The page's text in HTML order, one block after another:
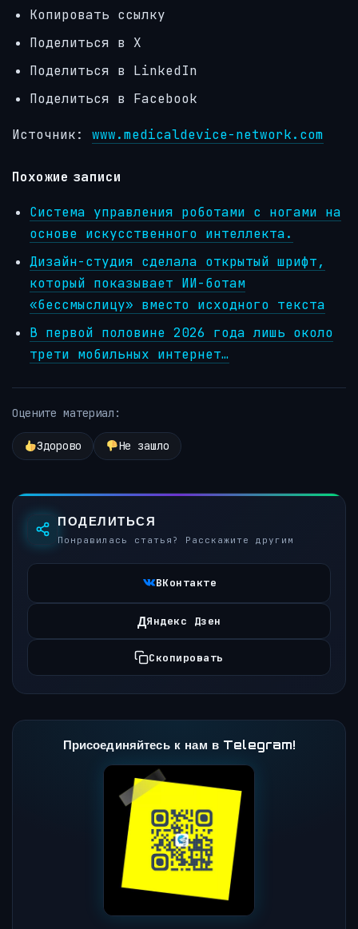
Копировать ссылку
Поделиться в X
Поделиться в LinkedIn
Поделиться в Facebook
Источник: www.medicaldevice-network.com
Похожие записи
Система управления роботами с ногами на
основе искусственного интеллекта.
Дизайн-студия сделала открытый шрифт,
который показывает ИИ-ботам
«бессмыслицу» вместо исходного текста
В первой половине 2026 года лишь около
трети мобильных интернет…
Оцените материал:
Здорово Не зашло
ПОДЕЛИТЬСЯ
Понравилась статья? Расскажите другим
ВКонтакте
ДЯндекс Дзен
Скопировать
Присоединяйтесь к нам в Telegram!